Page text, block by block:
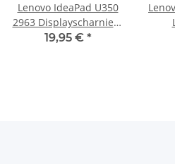
Lenovo IdeaPad U350
2963 Displayscharniere
Hinges inkl. Leisten
19,95 € *